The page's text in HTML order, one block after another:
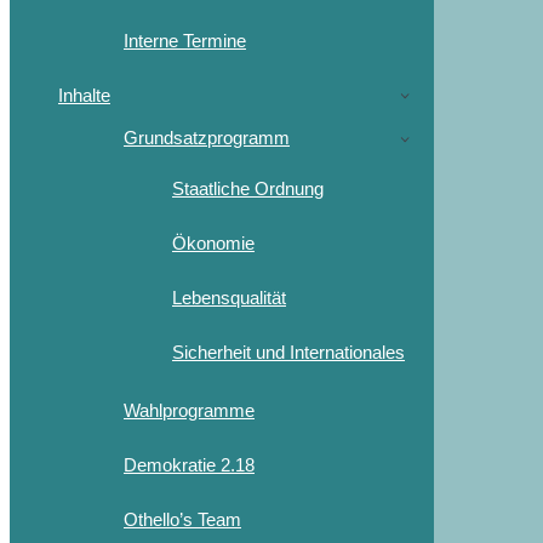
Interne Termine
Inhalte
Grundsatzprogramm
Staatliche Ordnung
Ökonomie
Lebensqualität
Sicherheit und Internationales
Wahlprogramme
Demokratie 2.18
Othello’s Team